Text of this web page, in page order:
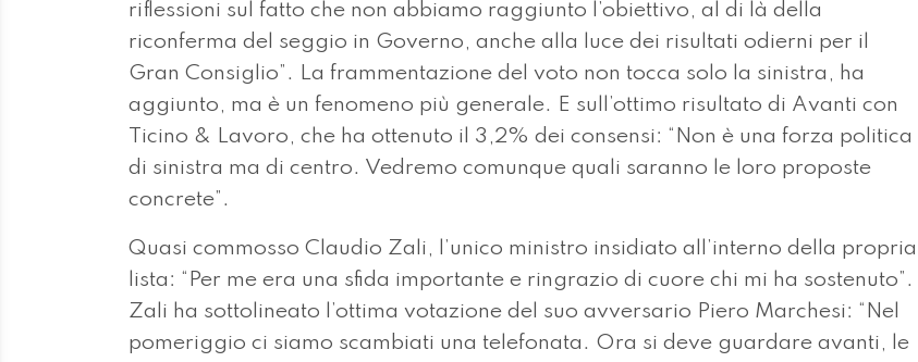
riflessioni sul fatto che non abbiamo raggiunto l’obiettivo, al di là della
riconferma del seggio in Governo, anche alla luce dei risultati odierni per il
Gran Consiglio”. La frammentazione del voto non tocca solo la sinistra, ha
aggiunto, ma è un fenomeno più generale. E sull’ottimo risultato di Avanti con
Ticino & Lavoro, che ha ottenuto il 3,2% dei consensi: “Non è una forza politica
di sinistra ma di centro. Vedremo comunque quali saranno le loro proposte
concrete”.
Quasi commosso Claudio Zali, l’unico ministro insidiato all’interno della propria
lista: “Per me era una sfida importante e ringrazio di cuore chi mi ha sostenuto”.
Zali ha sottolineato l’ottima votazione del suo avversario Piero Marchesi: “Nel
pomeriggio ci siamo scambiati una telefonata. Ora si deve guardare avanti, le